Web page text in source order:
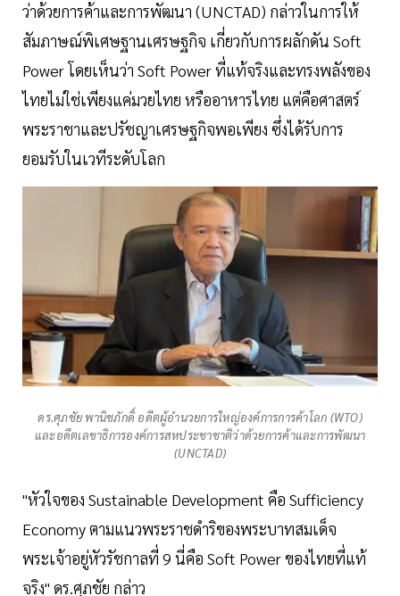
ว่าด้วยการค้าและการพัฒนา (UNCTAD) กล่าวในการให้
สัมภาษณ์พิเศษฐานเศรษฐกิจ เกี่ยวกับการผลักดัน Soft
Power โดยเห็นว่า Soft Power ที่แท้จริงและทรงพลังของ
ไทยไม่ใช่เพียงแค่มวยไทย หรืออาหารไทย แต่คือศาสตร์
พระราชาและปรัชญาเศรษฐกิจพอเพียง ซึ่งได้รับการ
ยอมรับในเวทีระดับโลก
ดร.ศุภชัย พานิชภักดิ์ อดีตผู้อำนวยการใหญ่องค์การการค้าโลก (WTO)
และอดีตเลขาธิการองค์การสหประชาชาติว่าด้วยการค้าและการพัฒนา
(UNCTAD)
"หัวใจของ Sustainable Development คือ Sufficiency
Economy ตามแนวพระราชดำริของพระบาทสมเด็จ
พระเจ้าอยู่หัวรัชกาลที่ 9 นี่คือ Soft Power ของไทยที่แท้
จริง" ดร.ศุภชัย กล่าว